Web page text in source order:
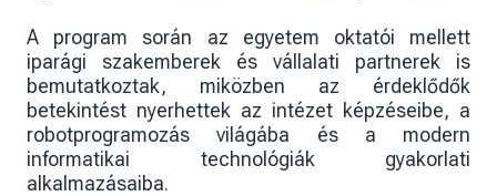
A program során az egyetem oktatói mellett
iparági szakemberek és vállalati partnerek is
bemutatkoztak, miközben az érdeklődők
betekintést nyerhettek az intézet képzéseibe, a
robotprogramozás világába és a modern
informatikai technológiák gyakorlati
alkalmazásaiba.